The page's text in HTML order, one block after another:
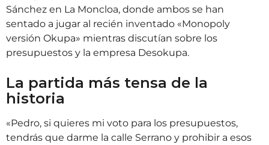
Sánchez en La Moncloa, donde ambos se han
sentado a jugar al recién inventado «Monopoly
versión Okupa» mientras discutían sobre los
presupuestos y la empresa Desokupa.
La partida más tensa de la
historia
«Pedro, si quieres mi voto para los presupuestos,
tendrás que darme la calle Serrano y prohibir a esos